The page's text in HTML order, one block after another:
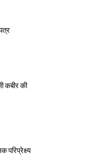
कबीर की
परिप्रेक्ष्य